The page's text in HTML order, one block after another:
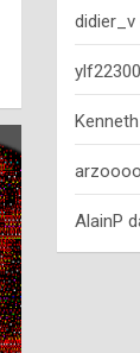
didier_v
ylf22300
Kenneth
AlainP